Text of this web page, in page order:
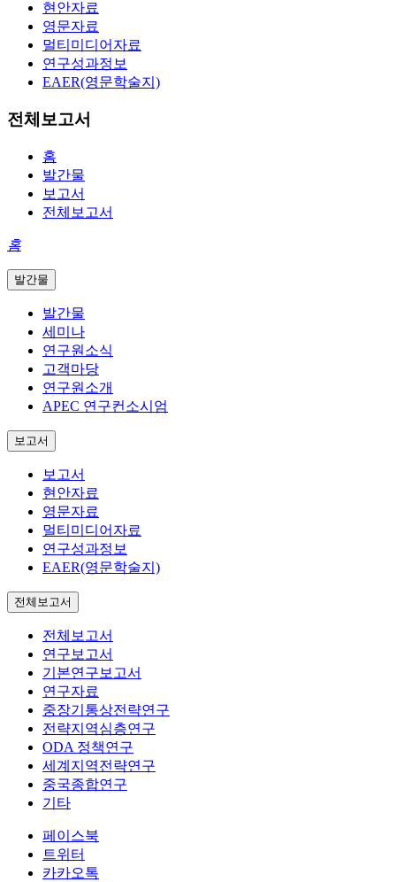
현안자료
영문자료
멀티미디어자료
연구성과정보
EAER(영문학술지)
전체보고서
홈
발간물
보고서
전체보고서
홈
발간물
발간물
세미나
연구원소식
고객마당
연구원소개
APEC 연구컨소시엄
보고서
보고서
현안자료
영문자료
멀티미디어자료
연구성과정보
EAER(영문학술지)
전체보고서
전체보고서
연구보고서
기본연구보고서
연구자료
중장기통상전략연구
전략지역심층연구
ODA 정책연구
세계지역전략연구
중국종합연구
기타
페이스북
트위터
카카오톡